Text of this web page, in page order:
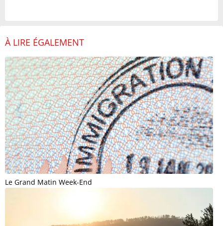
À LIRE ÉGALEMENT
Le Grand Matin Week-End